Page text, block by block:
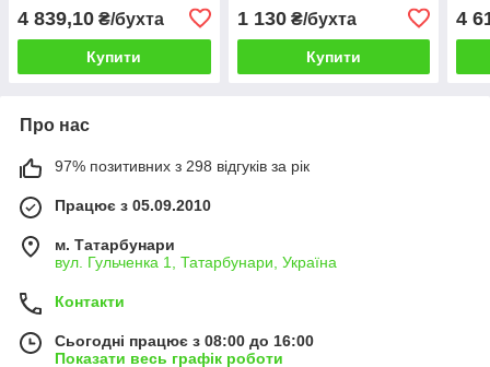
4 839,10 ₴/бухта
Купити
1 130₴/бухта
Купити
4
Про нас
97% позитивних з 298 відгуків за рік
Працює з 05.09.2010
м. Татарбунари
вул. Гульченка 1, Татарбунари, Україна
Контакти
Сьогодні працює з 08:00 до 16:00
Показати весь графік роботи